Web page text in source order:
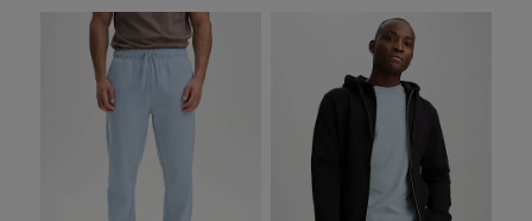
2 för 499:-